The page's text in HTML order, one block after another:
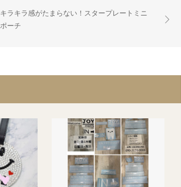
キラキラ感がたまらない！スタープレートミニ
ポーチ